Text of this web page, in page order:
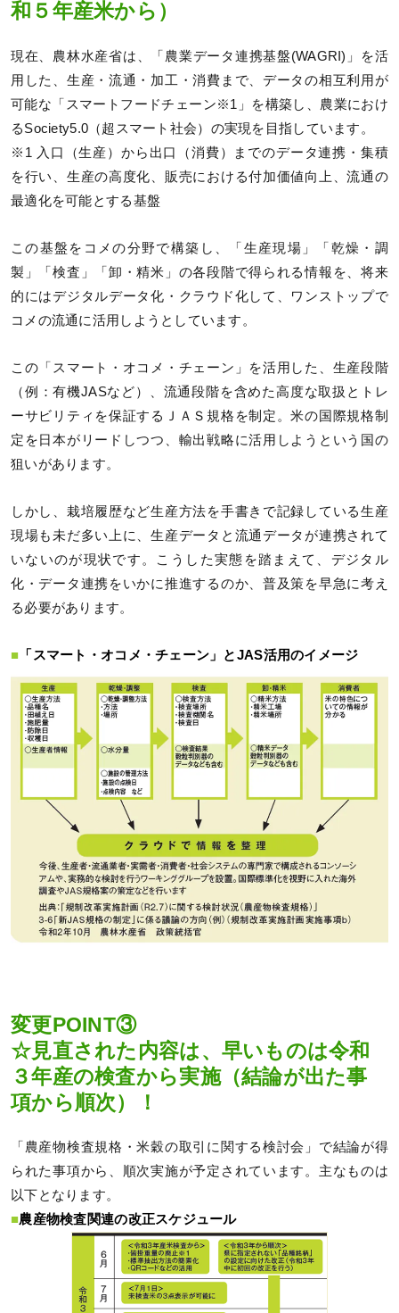
和５年産米から）
現在、農林水産省は、「農業データ連携基盤(WAGRI)」を活
用した、生産・流通・加工・消費まで、データの相互利用が
可能な「スマートフードチェーン※1」を構築し、農業におけ
るSociety5.0（超スマート社会）の実現を目指しています。
※1 入口（生産）から出口（消費）までのデータ連携・集積
を行い、生産の高度化、販売における付加価値向上、流通の
最適化を可能とする基盤
この基盤をコメの分野で構築し、「生産現場」「乾燥・調
製」「検査」「卸・精米」の各段階で得られる情報を、将来
的にはデジタルデータ化・クラウド化して、ワンストップで
コメの流通に活用しようとしています。
この「スマート・オコメ・チェーン」を活用した、生産段階
（例：有機JASなど）、流通段階を含めた高度な取扱とトレ
ーサビリティを保証するＪＡＳ規格を制定。米の国際規格制
定を日本がリードしつつ、輸出戦略に活用しようという国の
狙いがあります。
しかし、栽培履歴など生産方法を手書きで記録している生産
現場も未だ多い上に、生産データと流通データが連携されて
いないのが現状です。こうした実態を踏まえて、デジタル
化・データ連携をいかに推進するのか、普及策を早急に考え
る必要があります。
■ 「スマート・オコメ・チェーン」とJAS活用のイメージ
変更POINT③
☆見直された内容は、早いものは令和
３年産の検査から実施（結論が出た事
項から順次）！
「農産物検査規格・米穀の取引に関する検討会」で結論が得
られた事項から、順次実施が予定されています。主なものは
以下となります。
■農産物検査関連の改正スケジュール